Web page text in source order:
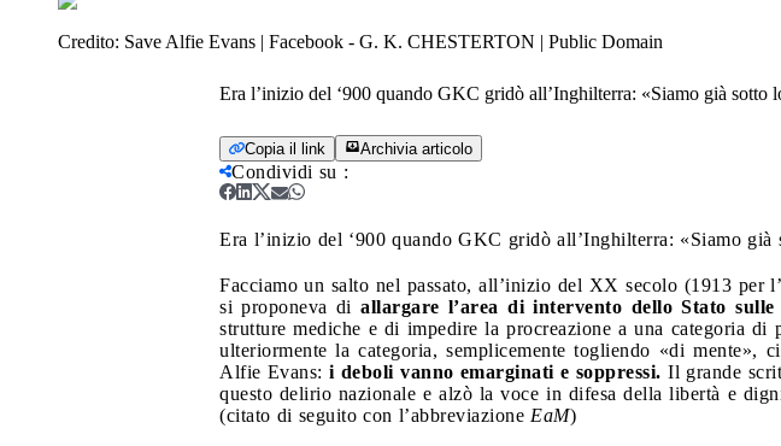
Credito: Save Alfie Evans | Facebook - G. K. CHESTERTON | Public Domain
Era l’inizio del ‘900 quando GKC gridò all’Inghilterra: «Siamo già sotto
Copia il link Archivia articolo
Condividi su :
Era l’inizio del ‘900 quando GKC gridò all’Inghilterra: «Siamo
Facciamo un salto nel passato, all’inizio del XX secolo (1913 per
si proponeva diallargare l’area di intervento dello Stato sulle
strutture mediche e di impedire la procreazione a una categoria
ulteriormente la categoria, semplicemente togliendo «di
Alfie Evans: i deboli vanno emarginati e soppressi. Il grande
questo delirio nazionale e alzò la voce in difesa della libertà e
(citato di seguito con l’abbreviazione EaM)